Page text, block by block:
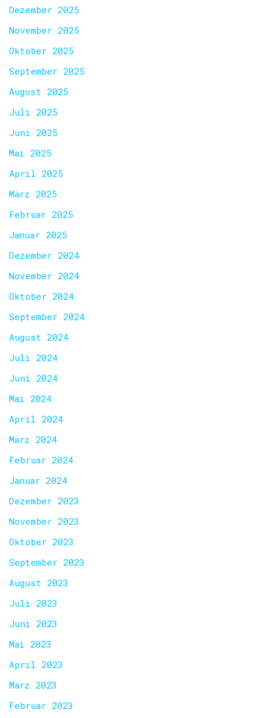
Dezember 2025
November 2025
Oktober 2025
September 2025
August 2025
Juli 2025
Juni 2025
Mai 2025
April 2025
März 2025
Februar 2025
Januar 2025
Dezember 2024
November 2024
Oktober 2024
September 2024
August 2024
Juli 2024
Juni 2024
Mai 2024
April 2024
März 2024
Februar 2024
Januar 2024
Dezember 2023
November 2023
Oktober 2023
September 2023
August 2023
Juli 2023
Juni 2023
Mai 2023
April 2023
März 2023
Februar 2023